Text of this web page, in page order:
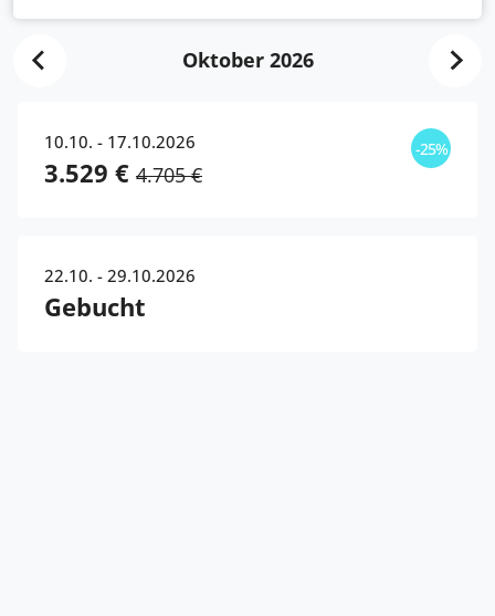
Oktober 2026
10.10. - 17.10.2026 -25%
3.529 € 4.705 €
22.10. - 29.10.2026
Gebucht